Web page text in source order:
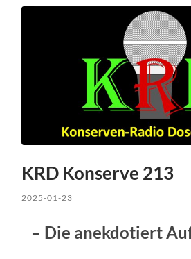
KRD Konserve 213
2025-01-23
– Die anekdotiert